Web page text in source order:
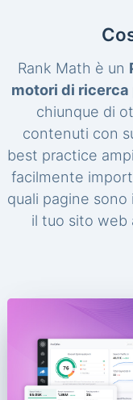
Rank Math è un
motori di ricerca
chiunque di
contenuti con
best practice
facilmente
quali pagine
il tuo sito web